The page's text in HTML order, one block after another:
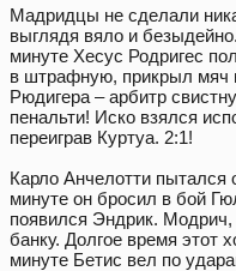
Мадридцы не сделали
выглядя вяло и
минуте Хесус Родригес
в штрафную, прикрыл мяч
Рюдигера – арбитр
пенальти! Иско взялся
переиграв Куртуа. 2:1!
Карло Анчелотти пытался
минуте он бросил в бой
появился Эндрик.
банку. Долгое время этот
минуте Бетис вел по